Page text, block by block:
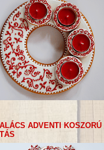
ADVENTI KOSZORÚ